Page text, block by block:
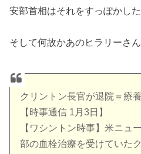
安部首相はそれをすっぽかした
そして何故かあのヒラリーさ
クリントン長官が退院＝療
【時事通信 1月3日】
【ワシントン時事】米ニュ
部の血栓治療を受けていた